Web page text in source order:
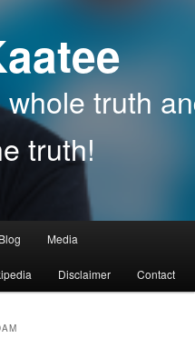
truth
truth!
Blog Media
Disclaimer Contact